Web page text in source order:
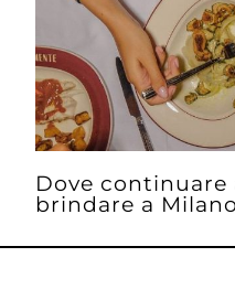
Dove continuare
brindare a